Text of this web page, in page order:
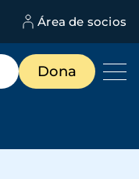
Área de socios
Dona